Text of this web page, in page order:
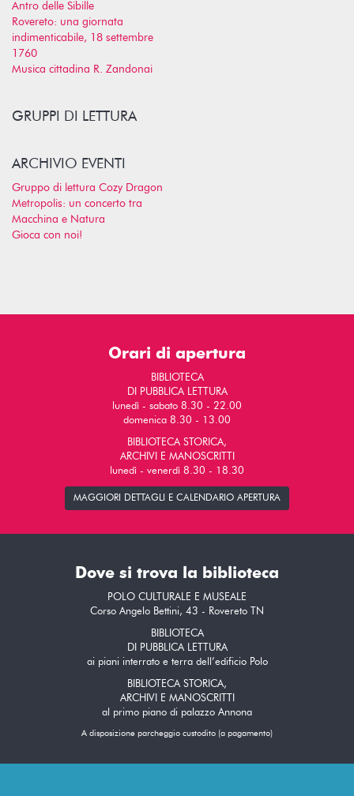
Antro delle Sibille
Rovereto: una giornata
indimenticabile, 18 settembre
1760
Musica cittadina R. Zandonai
GRUPPI DI LETTURA
ARCHIVIO EVENTI
Gruppo di lettura Cozy Dragon
Metropolis: un concerto tra
Macchina e Natura
Gioca con noi!
Orari di apertura
BIBLIOTECA
DI PUBBLICA LETTURA
lunedì - sabato 8.30 - 22.00
domenica 8.30 - 13.00
BIBLIOTECA STORICA,
ARCHIVI E MANOSCRITTI
lunedì - venerdì 8.30 - 18.30
MAGGIORI DETTAGLI E CALENDARIO APERTURA
Dove si trova la biblioteca
POLO CULTURALE E MUSEALE
Corso Angelo Bettini, 43 - Rovereto TN
BIBLIOTECA
DI PUBBLICA LETTURA
ai piani interrato e terra dell’edificio Polo
BIBLIOTECA STORICA,
ARCHIVI E MANOSCRITTI
al primo piano di palazzo Annona
A disposizione parcheggio custodito (a pagamento)